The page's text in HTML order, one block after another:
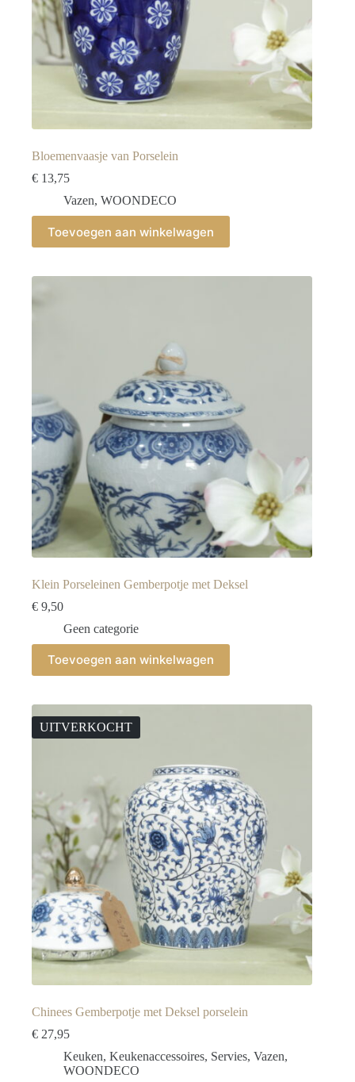
Bloemenvaasje van Porselein
€ 13,75
Vazen, WOONDECO
Toevoegen aan winkelwagen
Klein Porseleinen Gemberpotje met Deksel
€ 9,50
Geen categorie
Toevoegen aan winkelwagen
UITVERKOCHT
Chinees Gemberpotje met Deksel porselein
€ 27,95
Keuken, Keukenaccessoires, Servies, Vazen,
WOONDECO